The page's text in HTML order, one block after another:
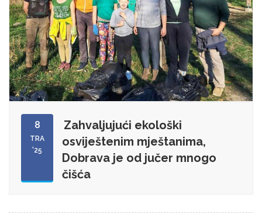
8
TRA
'25
Zahvaljujući ekološki
osviještenim mještanima,
Dobrava je od jučer mnogo
čišća